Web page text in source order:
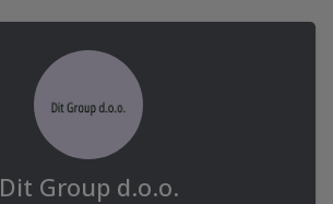
Dit Group d.o.o.